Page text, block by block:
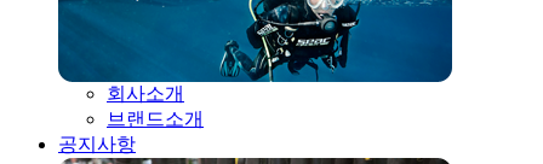
회사소개
브랜드소개
공지사항